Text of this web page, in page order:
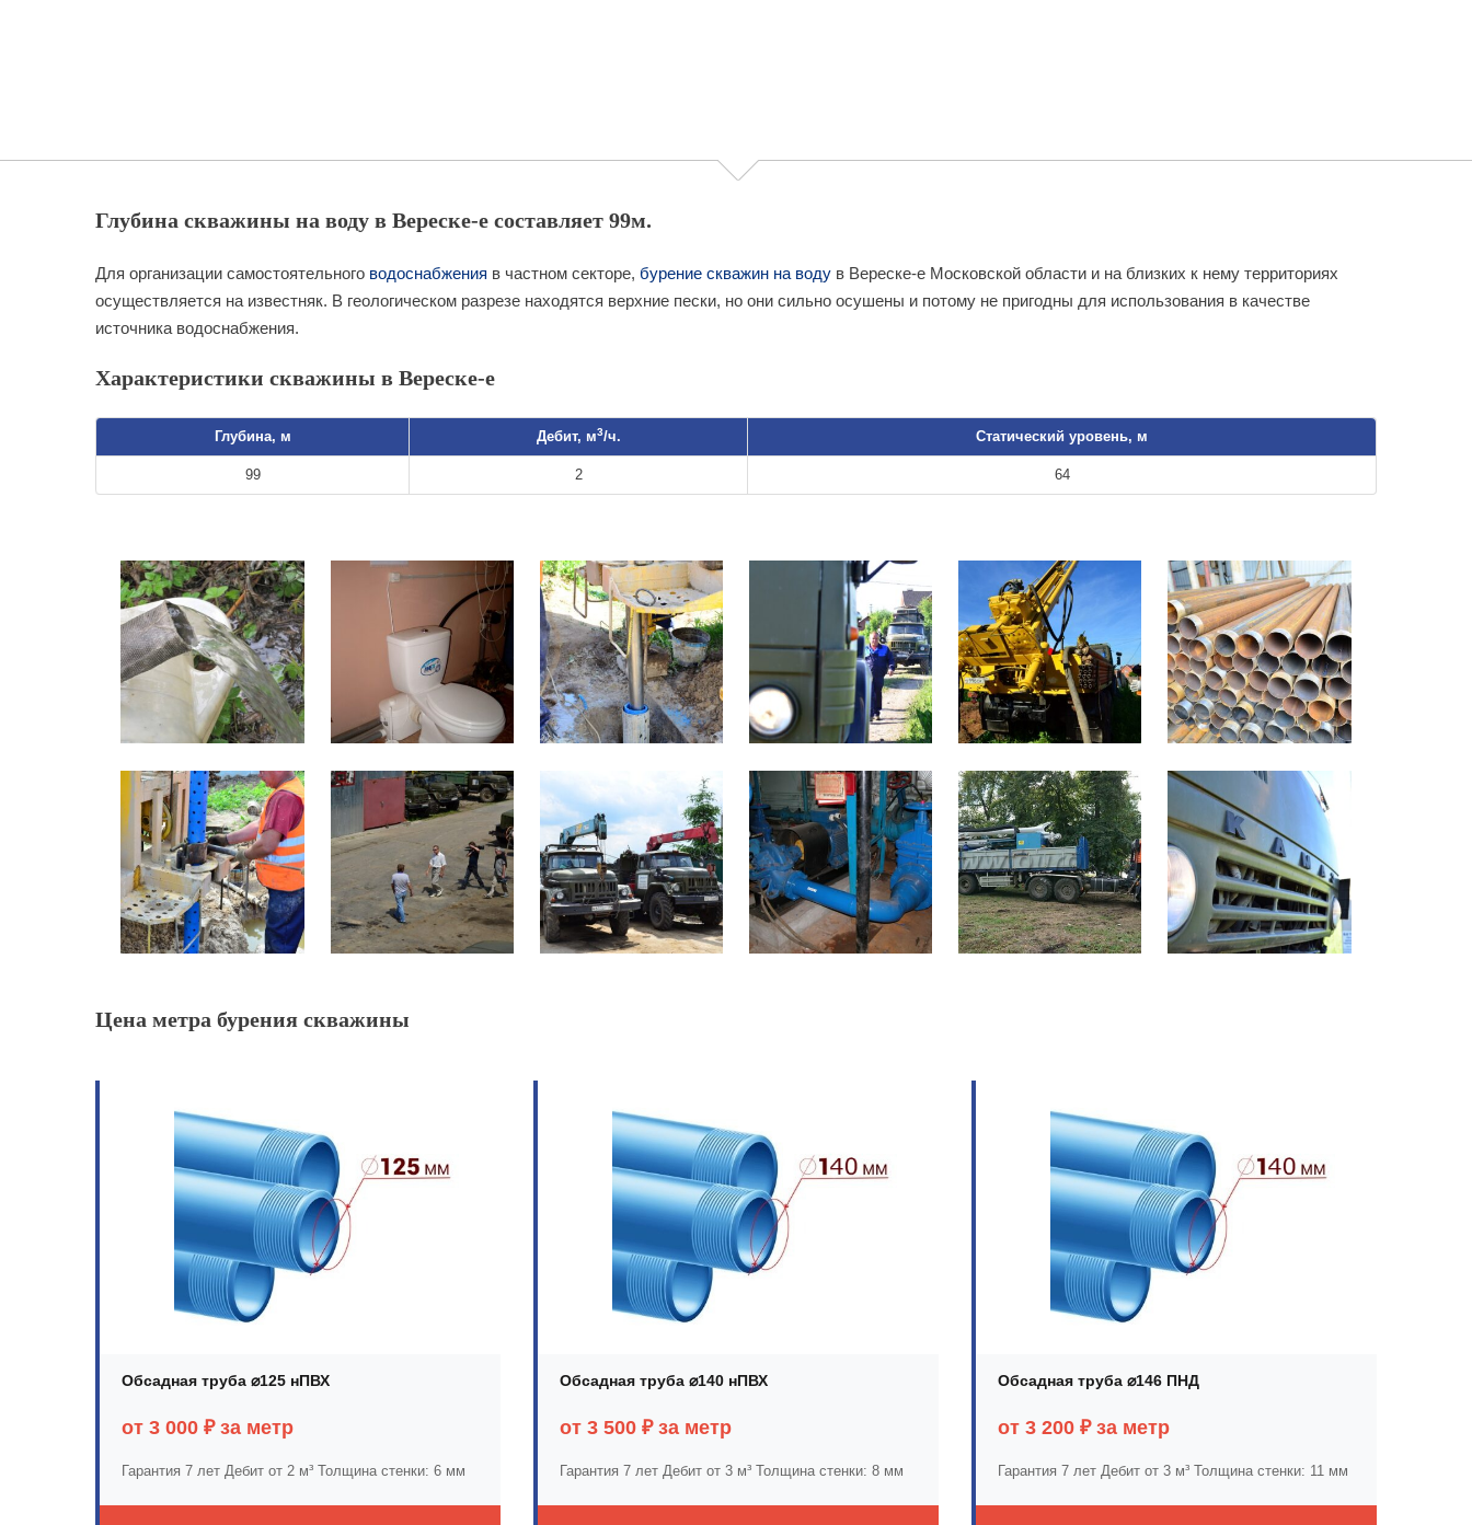
Глубина скважины на воду в Вереске-е составляет 99м.
Для организации самостоятельного водоснабжения в частном секторе, бурение скважин на воду в Вереске-е Московской области и на близких к нему территориях
осуществляется на известняк. В геологическом разрезе находятся верхние пески, но они сильно осушены и потому не пригодны для использования в качестве
источника водоснабжения.
Характеристики скважины в Вереске-е
Глубина, м Дебит, м3/ч. Статический уровень, м
99 2 64
Цена метра бурения скважины
Обсадная труба ⌀125 нПВХ
от 3 000 ₽ за метр
Гарантия 7 лет Дебит от 2 м³ Толщина стенки: 6 мм
Обсадная труба ⌀140 нПВХ
от 3 500 ₽ за метр
Гарантия 7 лет Дебит от 3 м³ Толщина стенки: 8 мм
Обсадная труба ⌀146 ПНД
от 3 200 ₽ за метр
Гарантия 7 лет Дебит от 3 м³ Толщина стенки: 11 мм